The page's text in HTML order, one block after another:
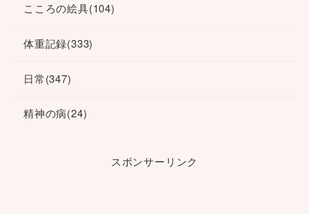
こころの絵具(104)
体重記録(333)
日常(347)
精神の病(24)
スポンサーリンク